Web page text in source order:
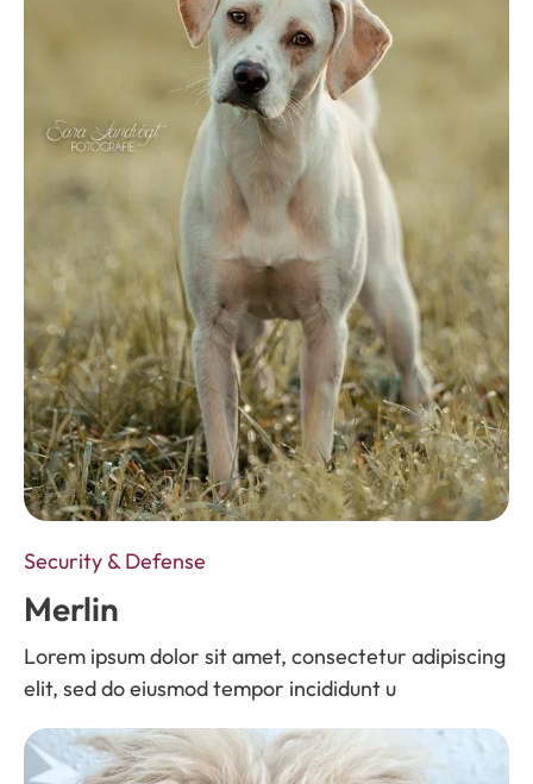
Security & Defense
Merlin
Lorem ipsum dolor sit amet, consectetur adipiscing
elit, sed do eiusmod tempor incididunt u